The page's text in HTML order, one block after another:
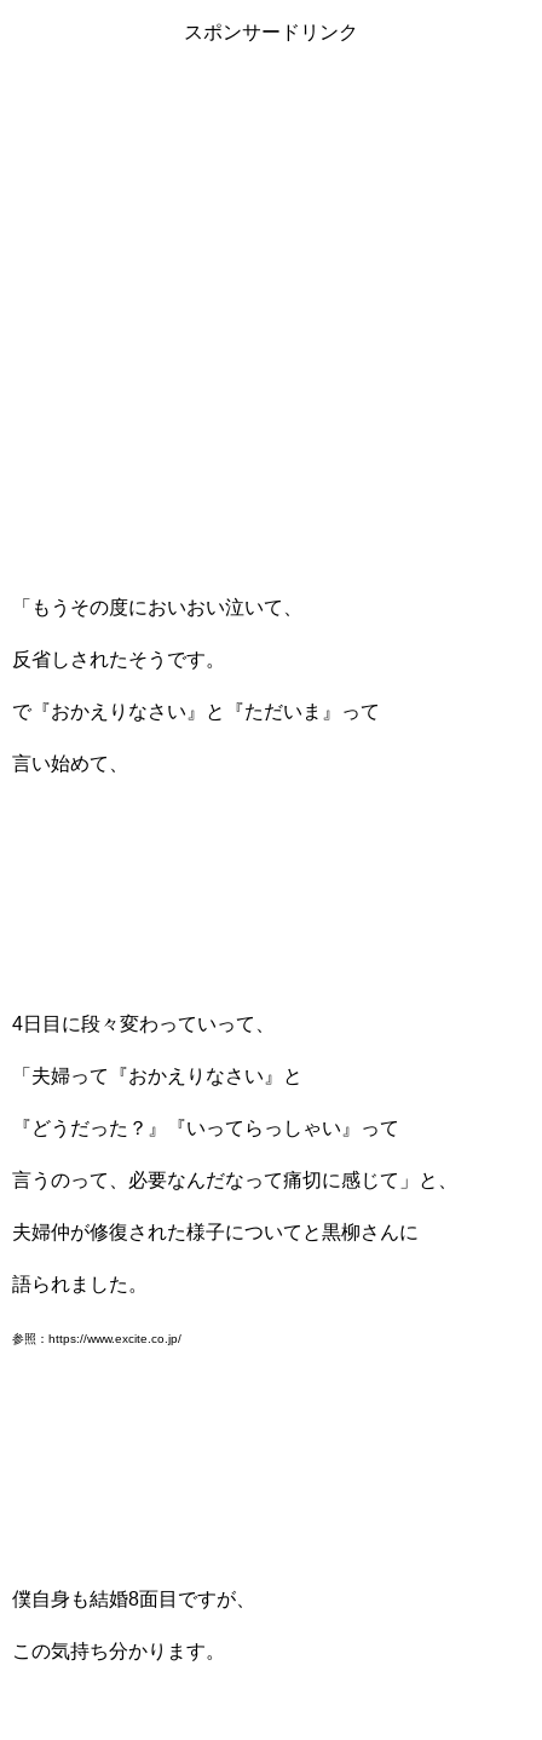
スポンサードリンク
「もうその度においおい泣いて、
反省しされたそうです。
で『おかえりなさい』と『ただいま』って
言い始めて、
4日目に段々変わっていって、
「夫婦って『おかえりなさい』と
『どうだった？』『いってらっしゃい』って
言うのって、必要なんだなって痛切に感じて」と、
夫婦仲が修復された様子についてと黒柳さんに
語られました。
参照：https://www.excite.co.jp/
僕自身も結婚8面目ですが、
この気持ち分かります。